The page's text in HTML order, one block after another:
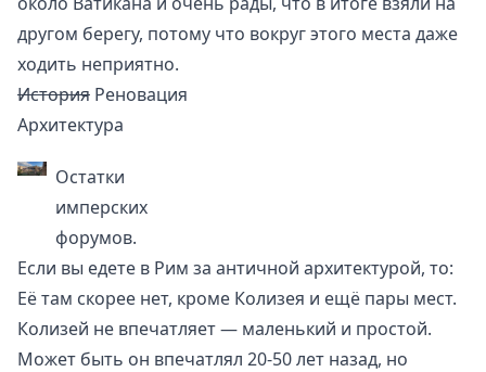
другом берегу, потому что вокруг этого места даже
ходить неприятно.
История Реновация
Архитектура
Остатки
имперских
форумов.
Если вы едете в Рим за античной архитектурой, то:
Её там скорее нет, кроме Колизея и ещё пары мест.
Колизей не впечатляет — маленький и простой.
Может быть он впечатлял 20-50 лет назад, но